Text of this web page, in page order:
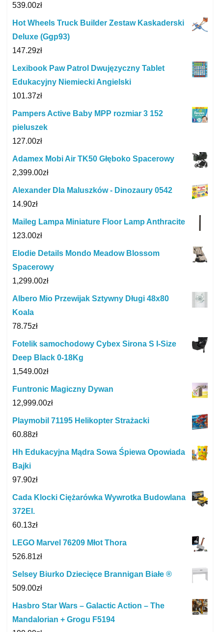
539.00zł
Hot Wheels Truck Builder Zestaw Kaskaderski
Deluxe (Ggp93)
147.29zł
Lexibook Paw Patrol Dwujęzyczny Tablet
Edukacyjny Niemiecki Angielski
101.37zł
Pampers Active Baby MPP rozmiar 3 152
pieluszek
127.00zł
Adamex Mobi Air TK50 Głęboko Spacerowy
2,399.00zł
Alexander Dla Maluszków - Dinozaury 0542
14.90zł
Maileg Lampa Miniature Floor Lamp Anthracite
123.00zł
Elodie Details Mondo Meadow Blossom
Spacerowy
1,299.00zł
Albero Mio Przewijak Sztywny Długi 48x80
Koala
78.75zł
Fotelik samochodowy Cybex Sirona S I-Size
Deep Black 0-18Kg
1,549.00zł
Funtronic Magiczny Dywan
12,999.00zł
Playmobil 71195 Helikopter Strażacki
60.88zł
Hh Edukacyjna Mądra Sowa Śpiewa Opowiada
Bajki
97.90zł
Cada Klocki Ciężarówka Wywrotka Budowlana
372El.
60.13zł
LEGO Marvel 76209 Młot Thora
526.81zł
Selsey Biurko Dziecięce Brannigan Białe ®
509.00zł
Hasbro Star Wars – Galactic Action – The
Mandalorian + Grogu F5194